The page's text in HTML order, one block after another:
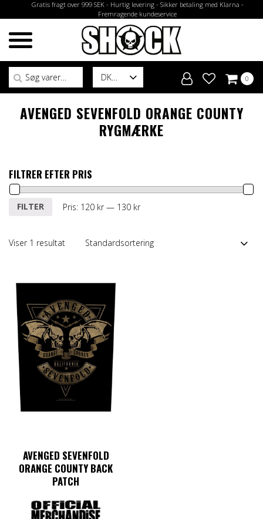
Gratis fragt over 999 SEK - Hurtig levering - Sikker betaling med Klarna -
Fremragende kundeservice
DK
Søg efter:
0
AVENGED SEVENFOLD ORANGE COUNTY
RYGMÆRKE
FILTRER EFTER PRIS
Mindste
Højeste
FILTER Pris: 120 kr— 130 kr
Viser 1 resultat
AVENGED SEVENFOLD
ORANGE COUNTY BACK
PATCH